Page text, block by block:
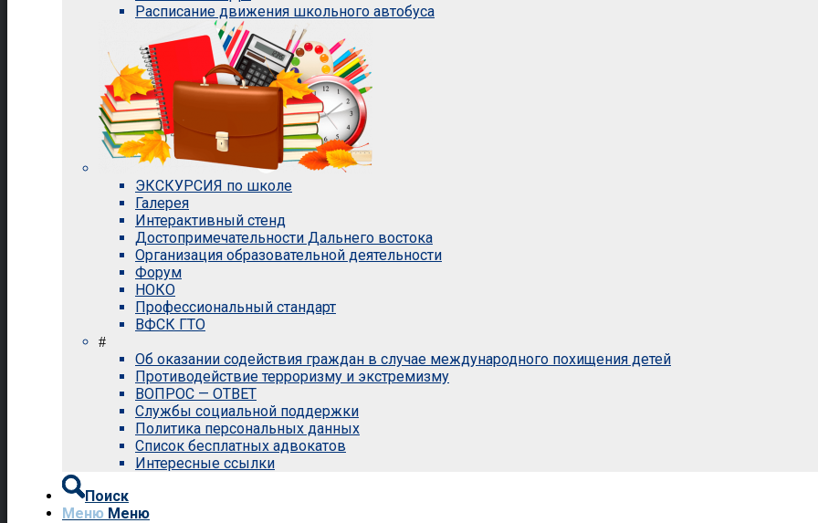
Расписание движения школьного автобуса
ЭКСКУРСИЯ по школе
Галерея
Интерактивный стенд
Достопримечательности Дальнего востока
Организация образовательной деятельности
Форум
НОКО
Профессиональный стандарт
ВФСК ГТО
#
Об оказании содействия граждан в случае международного похищения детей
Противодействие терроризму и экстремизму
ВОПРОС — ОТВЕТ
Службы социальной поддержки
Политика персональных данных
Список бесплатных адвокатов
Интересные ссылки
Поиск
Меню Меню